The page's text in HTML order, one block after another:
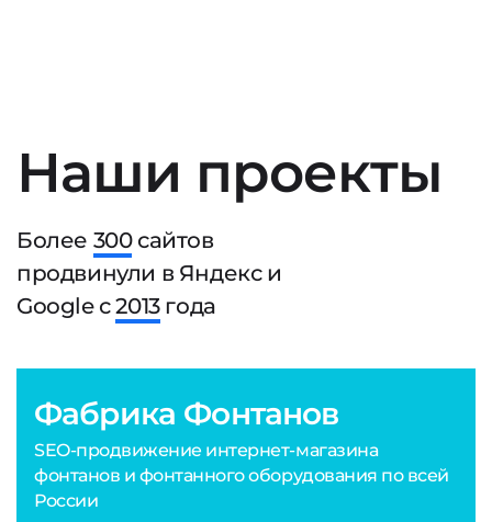
Наши проекты
Более 300сайтов
продвинули в Яндекс и
Google с2013года
Фабрика Фонтанов
SEO-продвижение интернет-магазина
фонтанов и фонтанного оборудования по всей
России